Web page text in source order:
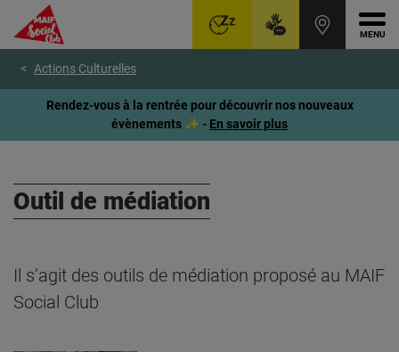
contenu
page
Actions Culturelles
Rendez-vous à la rentrée pour découvrir nos nouveaux
évènements ✨ - En savoir plus
Outil de médiation
Il s’agit des outils de médiation proposé au MAIF
Social Club